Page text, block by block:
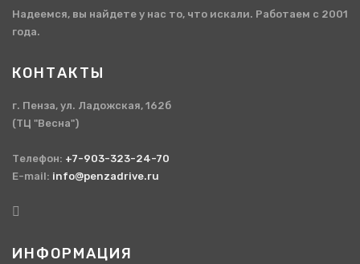
Надеемся, вы найдете у нас то, что искали. Работаем с 2001
года.
КОНТАКТЫ
г. Пенза, ул. Ладожская, 162б
(ТЦ "Весна")
Телефон: +7-903-323-24-70
E-mail: info@penzadrive.ru
ИНФОРМАЦИЯ